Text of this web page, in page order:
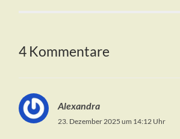
4 Kommentare
Alexandra
23. Dezember 2025 um 14:12 Uhr